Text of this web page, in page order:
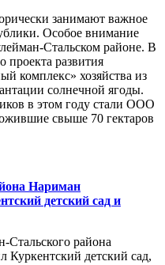
занимают важное
Особое внимание
Стальском районе. В
проекта развития
комплекс» хозяйства из
солнечной ягоды.
в этом году стали ООО
свыше 70 гектаров
Нариман
детский сад и
Стальского района
Куркентский детский сад,